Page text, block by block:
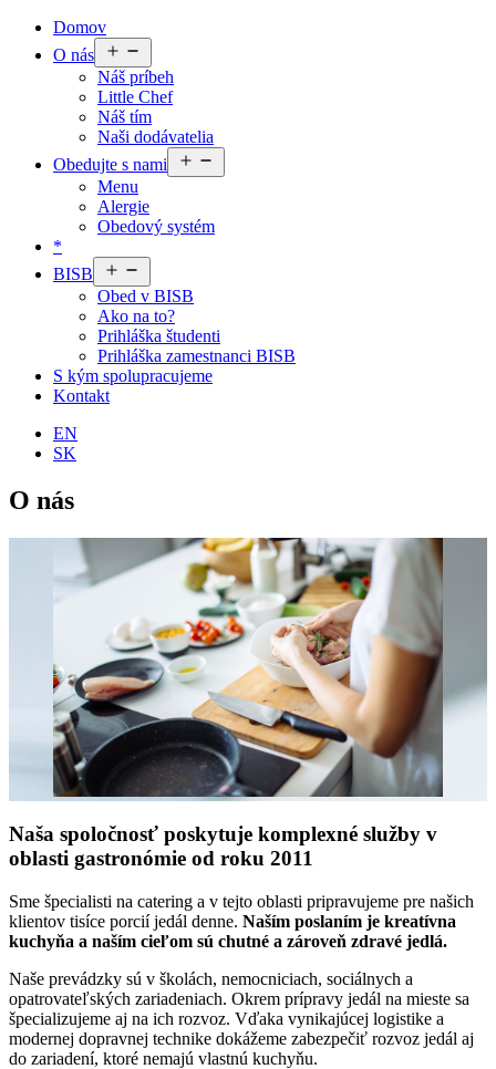
Domov
O nás
menu
Náš príbeh
Little Chef
Náš tím
Naši dodávatelia
Obedujte s nami
menu
Menu
Alergie
Obedový systém
*
BISB
menu
Obed v BISB
Ako na to?
Prihláška študenti
Prihláška zamestnanci BISB
S kým spolupracujeme
Kontakt
EN
SK
O nás
Naša spoločnosť poskytuje komplexné služby v
oblasti gastronómie od roku 2011
Sme špecialisti na catering a v tejto oblasti pripravujeme pre našich
klientov tisíce porcií jedál denne. Naším poslaním je kreatívna
kuchyňa a naším cieľom sú chutné a zároveň zdravé jedlá.
Naše prevádzky sú v školách, nemocniciach, sociálnych a
opatrovateľských zariadeniach. Okrem prípravy jedál na mieste sa
špecializujeme aj na ich rozvoz. Vďaka vynikajúcej logistike a
modernej dopravnej technike dokážeme zabezpečiť rozvoz jedál aj
do zariadení, ktoré nemajú vlastnú kuchyňu.